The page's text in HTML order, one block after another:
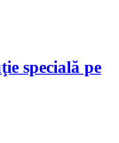
specială pe